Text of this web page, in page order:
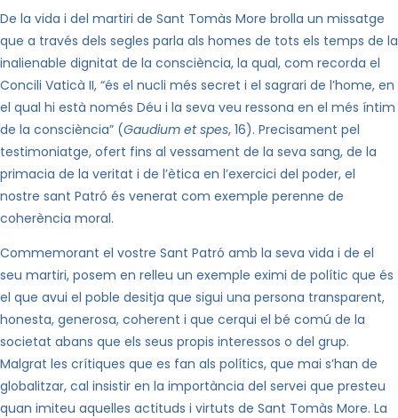
De la vida i del martiri de Sant Tomàs More brolla un missatge
que a través dels segles parla als homes de tots els temps de la
inalienable dignitat de la consciència, la qual, com recorda el
Concili Vaticà II, “és el nucli més secret i el sagrari de l’home, en
el qual hi està només Déu i la seva veu ressona en el més íntim
de la consciència” (Gaudium et spes, 16). Precisament pel
testimoniatge, ofert fins al vessament de la seva sang, de la
primacia de la veritat i de l’ètica en l’exercici del poder, el
nostre sant Patró és venerat com exemple perenne de
coherència moral.
Commemorant el vostre Sant Patró amb la seva vida i de el
seu martiri, posem en relleu un exemple eximi de polític que és
el que avui el poble desitja que sigui una persona transparent,
honesta, generosa, coherent i que cerqui el bé comú de la
societat abans que els seus propis interessos o del grup.
Malgrat les crítiques que es fan als polítics, que mai s’han de
globalitzar, cal insistir en la importància del servei que presteu
quan imiteu aquelles actituds i virtuts de Sant Tomàs More. La